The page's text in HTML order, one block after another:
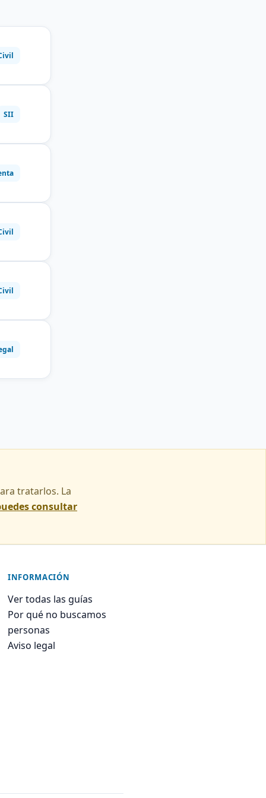
SII
tratarlos. La
consultar
INFORMACIÓN
Ver todas las guías
Por qué no buscamos
personas
Aviso legal